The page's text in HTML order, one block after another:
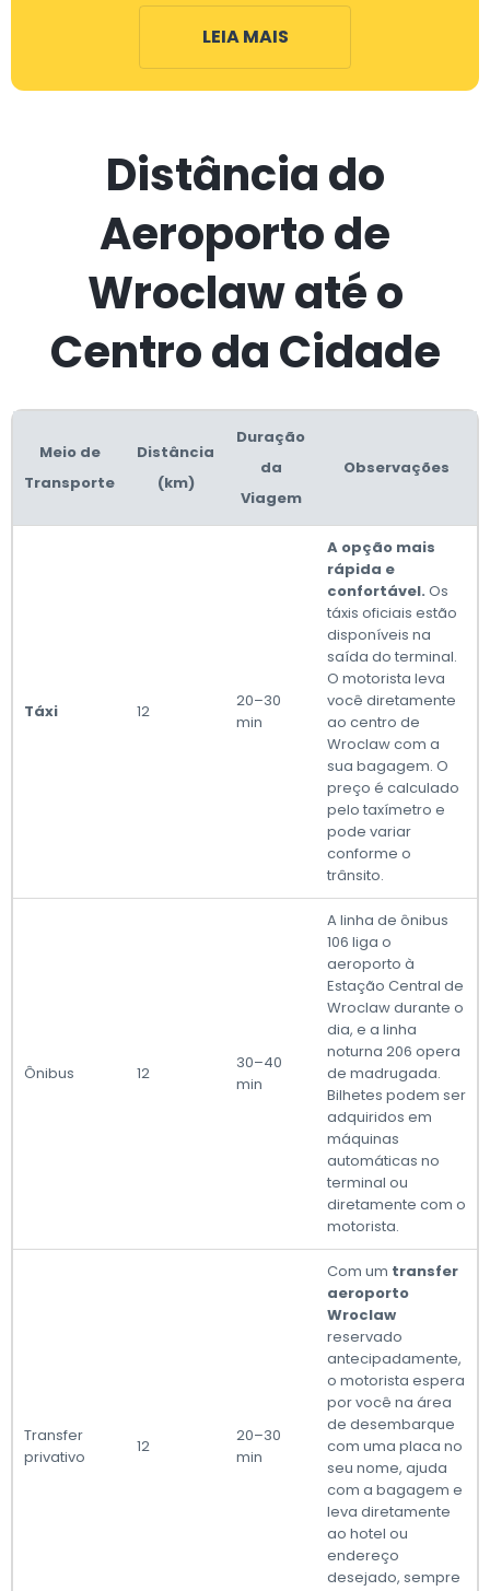
LEIA MAIS
Distância do
Aeroporto de
Wroclaw até o
Centro da Cidade
Meio de
Transporte
Distância
(km)
Duração
da
Viagem
Observações
Táxi 12
20–30
min
A opção mais
rápida e
confortável. Os
táxis oficiais estão
disponíveis na
saída do terminal.
O motorista leva
você diretamente
ao centro de
Wroclaw com a
sua bagagem. O
preço é calculado
pelo taxímetro e
pode variar
conforme o
trânsito.
Ônibus 12
30–40
min
A linha de ônibus
106 liga o
aeroporto à
Estação Central de
Wroclaw durante o
dia, e a linha
noturna 206 opera
de madrugada.
Bilhetes podem ser
adquiridos em
máquinas
automáticas no
terminal ou
diretamente com o
motorista.
Transfer
privativo
12
20–30
min
Com um transfer
aeroporto
Wroclaw
reservado
antecipadamente,
o motorista espera
por você na área
de desembarque
com uma placa no
seu nome, ajuda
com a bagagem e
leva diretamente
ao hotel ou
endereço
desejado, sempre